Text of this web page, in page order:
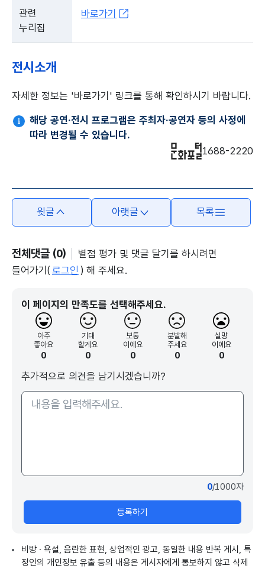
관련
누리집
바로가기
전시소개
자세한 정보는 '바로가기' 링크를 통해 확인하시기 바랍니다.
해당 공연·전시 프로그램은 주최자·공연자 등의 사정에
따라 변경될 수 있습니다.
1688-2220
윗글 아랫글 목록
전체댓글 (0)
별점 평가 및 댓글 달기를 하시려면
들어가기( 로그인 ) 해 주세요.
이 페이지의 만족도를 선택해주세요.
아주
좋아요
0
기대
할게요
0
보통
이에요
0
분발해
주세요
0
실망
이에요
0
추가적으로 의견을 남기시겠습니까?
0/1000자
등록하기
비방 · 욕설, 음란한 표현, 상업적인 광고, 동일한 내용 반복 게시, 특
정인의 개인정보 유출 등의 내용은 게시자에게 통보하지 않고 삭제